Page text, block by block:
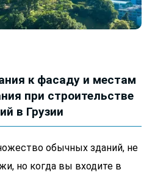
к фасаду и местам
при строительстве
в Грузии
обычных зданий, не
но когда вы входите в